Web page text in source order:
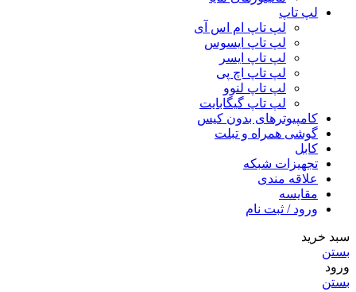
لپ تاپ
لپ تاپ ام اس آی
لپ تاپ ایسوس
لپ تاپ ایسر
لپ تاپ اچ پی
لپ تاپ لنوو
لپ تاپ گیگابایت
کامپیوترهای بدون کیس
گوشی همراه و تبلت
کابل
تجهیزات شبکه
علاقه مندی
مقایسه
ورود / ثبت نام
سبد خرید
بستن
ورود
بستن